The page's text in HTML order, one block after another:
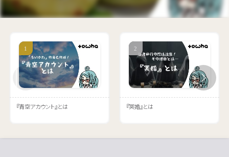
『青空アカウント』とは 『冥婚』とは